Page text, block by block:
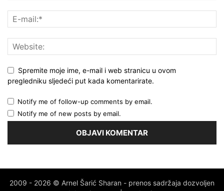
Spremite moje ime, e-mail i web stranicu u ovom
pregledniku sljedeći put kada komentarirate.
Notify me of follow-up comments by email.
Notify me of new posts by email.
2009 - 2026 © Arnel Šarić Sharan - prenos sadržaja dozvoljen